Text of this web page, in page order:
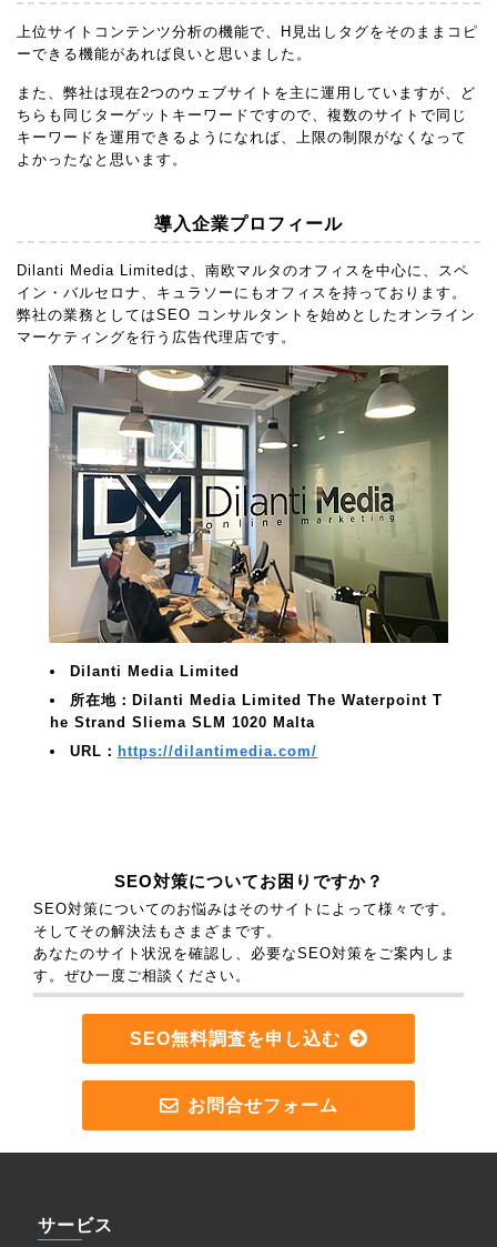
上位サイトコンテンツ分析の機能で、H見出しタグをそのままコピ
ーできる機能があれば良いと思いました。
また、弊社は現在2つのウェブサイトを主に運用していますが、ど
ちらも同じターゲットキーワードですので、複数のサイトで同じ
キーワードを運用できるようになれば、上限の制限がなくなって
よかったなと思います。
導入企業プロフィール
Dilanti Media Limitedは、南欧マルタのオフィスを中心に、スペ
イン・バルセロナ、キュラソーにもオフィスを持っております。
弊社の業務としてはSEO コンサルタントを始めとしたオンライン
マーケティングを行う広告代理店です。
Dilanti Media Limited
所在地：Dilanti Media Limited The Waterpoint T
he Strand Sliema SLM 1020 Malta
URL： https://dilantimedia.com/
SEO対策についてお困りですか？
SEO対策についてのお悩みはそのサイトによって様々です。
そしてその解決法もさまざまです。
あなたのサイト状況を確認し、必要なSEO対策をご案内しま
す。ぜひ一度ご相談ください。
SEO無料調査を申し込む
お問合せフォーム
サービス